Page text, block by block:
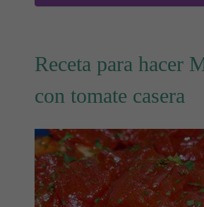
Receta para hacer
con tomate casera